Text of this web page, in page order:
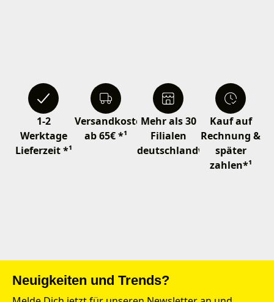
1-2
Werktage
Lieferzeit *¹
Versandkostenfrei
ab 65€ *¹
Mehr als 30
Filialen
deutschlandweit
Kauf auf
Rechnung &
später
zahlen*¹
Neuigkeiten und Trends?